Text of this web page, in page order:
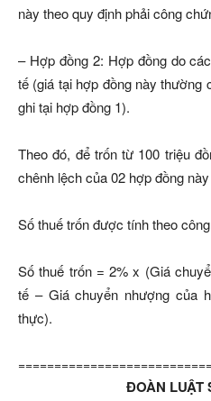
này theo quy định phải công
– Hợp đồng 2: Hợp đồng do
tế (giá tại hợp đồng này thường
ghi tại hợp đồng 1).
Theo đó, để trốn từ 100 triệu
chênh lệch của 02 hợp đồng
Số thuế trốn được tính theo
Số thuế trốn = 2% x (Giá
tế – Giá chuyển nhượng của
thực).
ĐOÀN LUẬT